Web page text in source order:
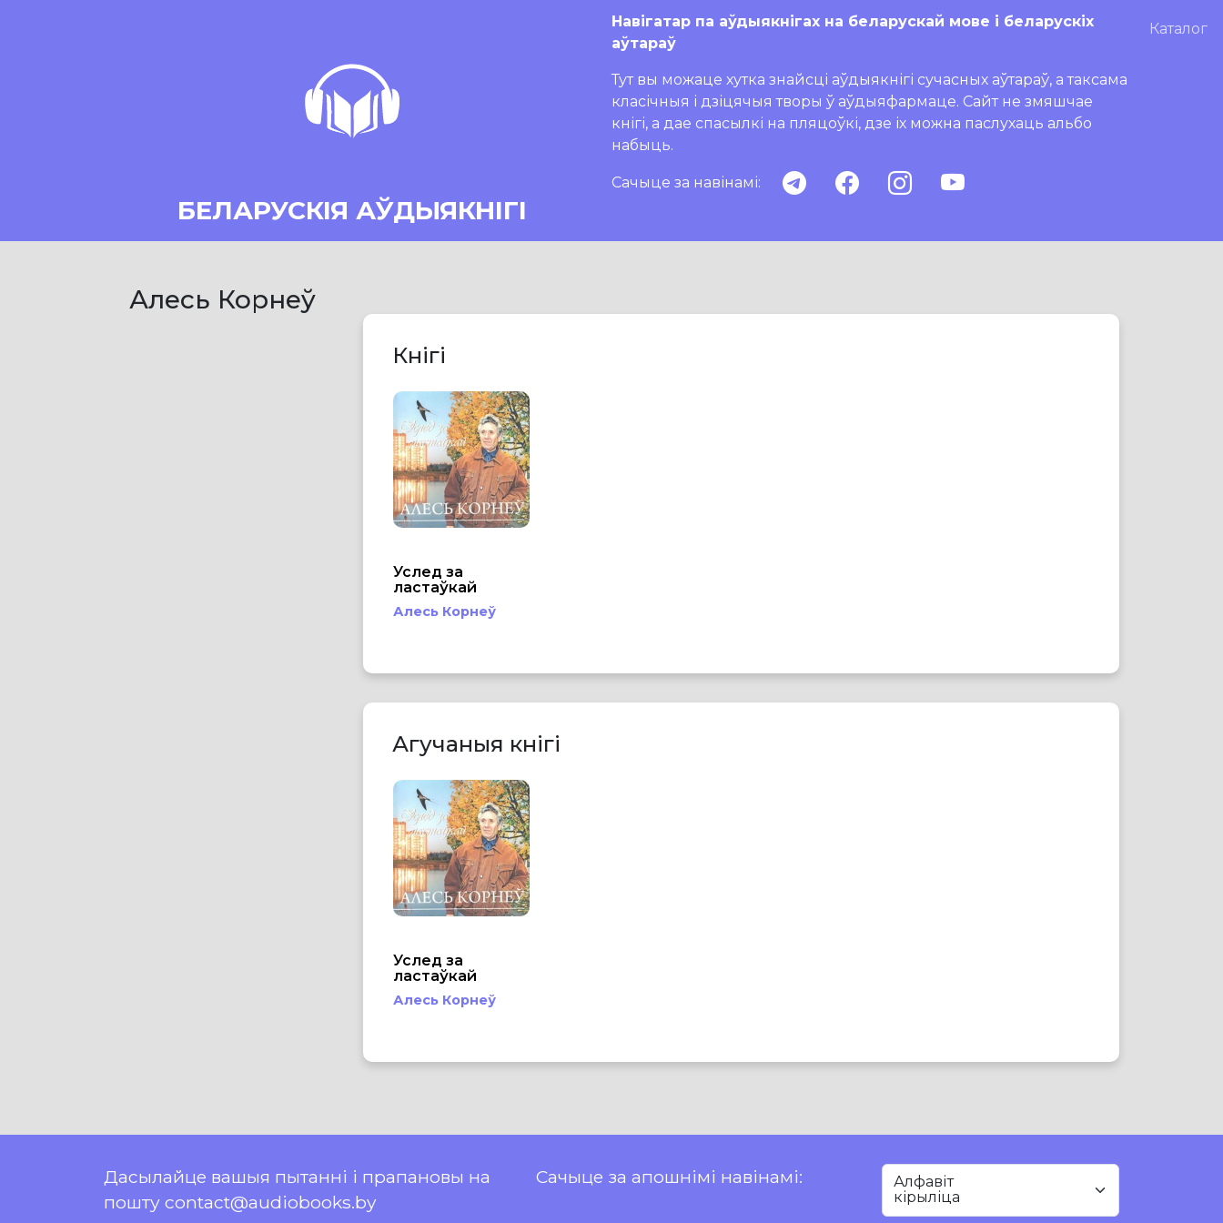
БЕЛАРУСКІЯ АЎДЫЯКНІГІ
Навігатар па аўдыякнігах на беларускай мове і беларускіх
аўтараў
Тут вы можаце хутка знайсці аўдыякнігі сучасных аўтараў, а таксама
класічныя і дзіцячыя творы ў аўдыяфармаце. Сайт не змяшчае
кнігі, а дае спасылкі на пляцоўкі, дзе іх можна паслухаць альбо
набыць.
Сачыце за навінамі:
Каталог
Алесь Корнеў
Кнігі
Услед за
ластаўкай
Алесь Корнеў
Агучаныя кнігі
Услед за
ластаўкай
Алесь Корнеў
Дасылайце вашыя пытанні і прапановы на
пошту contact@audiobooks.by
Сачыце за апошнімі навінамі: Алфавіт